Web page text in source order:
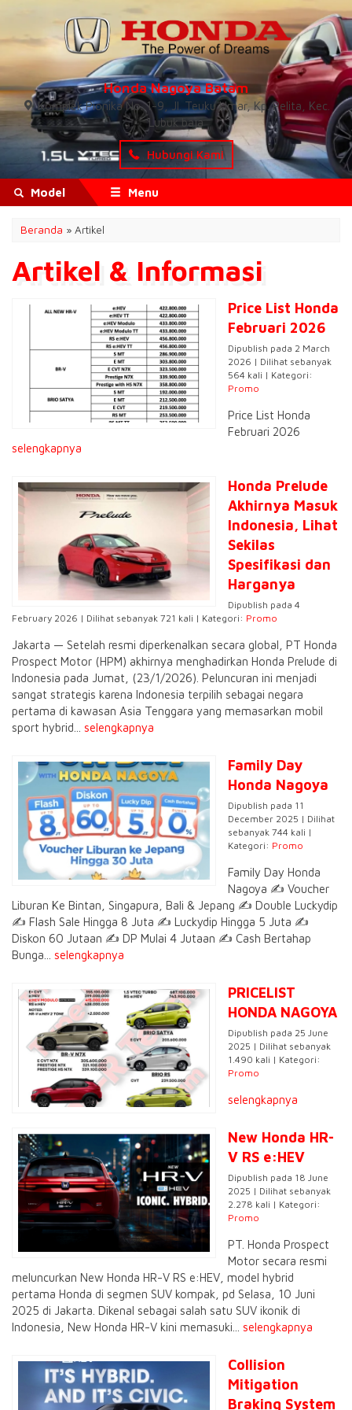
Honda Nagoya Batam
Komplek Pionika No. 1-9, Jl. Teuku Umar, Kp. Pelita, Kec.
Lubuk baja
Hubungi Kami
Model Menu
Beranda » Artikel
Artikel & Informasi
Price List Honda
Februari 2026
Dipublish pada 2 March
2026 | Dilihat sebanyak
564 kali | Kategori:
Promo
Price List Honda
Februari 2026
selengkapnya
Honda Prelude
Akhirnya Masuk
Indonesia, Lihat
Sekilas
Spesifikasi dan
Harganya
Dipublish pada 4
February 2026 | Dilihat sebanyak 721 kali | Kategori: Promo
Jakarta — Setelah resmi diperkenalkan secara global, PT Honda
Prospect Motor (HPM) akhirnya menghadirkan Honda Prelude di
Indonesia pada Jumat, (23/1/2026). Peluncuran ini menjadi
sangat strategis karena Indonesia terpilih sebagai negara
pertama di kawasan Asia Tenggara yang memasarkan mobil
sport hybrid... selengkapnya
Family Day
Honda Nagoya
Dipublish pada 11
December 2025 | Dilihat
sebanyak 744 kali |
Kategori: Promo
Family Day Honda
Nagoya ✍️ Voucher
Liburan Ke Bintan, Singapura, Bali & Jepang ✍️ Double Luckydip
✍️ Flash Sale Hingga 8 Juta ✍️ Luckydip Hingga 5 Juta ✍️
Diskon 60 Jutaan ✍️ DP Mulai 4 Jutaan ✍️ Cash Bertahap
Bunga... selengkapnya
PRICELIST
HONDA NAGOYA
Dipublish pada 25 June
2025 | Dilihat sebanyak
1.490 kali | Kategori:
Promo
selengkapnya
New Honda HR-
V RS e:HEV
Dipublish pada 18 June
2025 | Dilihat sebanyak
2.278 kali | Kategori:
Promo
PT. Honda Prospect
Motor secara resmi
meluncurkan New Honda HR-V RS e:HEV, model hybrid
pertama Honda di segmen SUV kompak, pd Selasa, 10 Juni
2025 di Jakarta. Dikenal sebagai salah satu SUV ikonik di
Indonesia, New Honda HR-V kini memasuki... selengkapnya
Collision
Mitigation
Braking System